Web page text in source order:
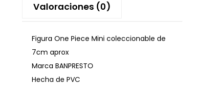
Valoraciones (0)
Figura One Piece Mini coleccionable de
7cm aprox
Marca BANPRESTO
Hecha de PVC